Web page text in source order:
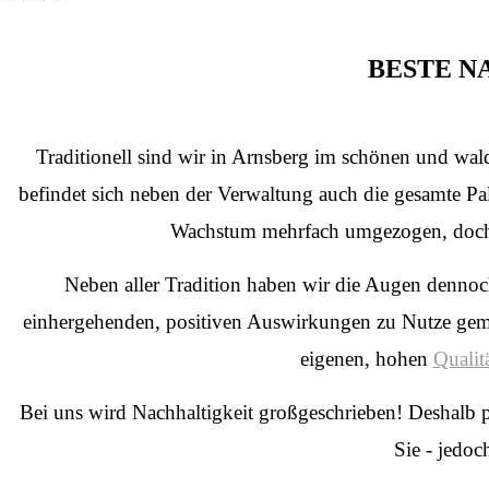
BESTE
Traditionell sind wir in Arnsberg im schönen und
befindet sich neben der Verwaltung auch die gesamte
Wachstum mehrfach umgezogen,
Neben aller Tradition haben wir die Augen
einhergehenden, positiven Auswirkungen zu Nutze
eigenen, hohen
Bei uns wird Nachhaltigkeit großgeschrieben!
Sie -